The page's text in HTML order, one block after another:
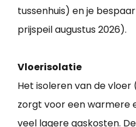
tussenhuis) en je
prijspeil augustus 2026).
Vloerisolatie
Het isoleren van de
zorgt voor een warmere
veel lagere gaskosten.